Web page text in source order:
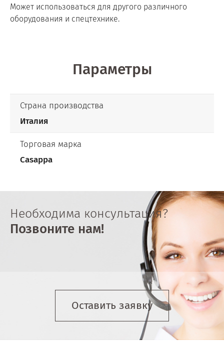
Может использоваться для другого различного
оборудования и спецтехнике.
Параметры
Страна производства
Италия
Торговая марка
Casappa
Необходима консультация?
Позвоните нам!
Оставить заявку